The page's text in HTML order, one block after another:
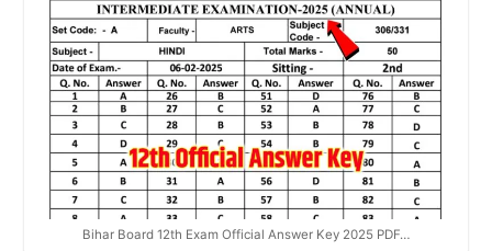
Bihar Board 12th Exam Official Answer Key 2025 PDF…